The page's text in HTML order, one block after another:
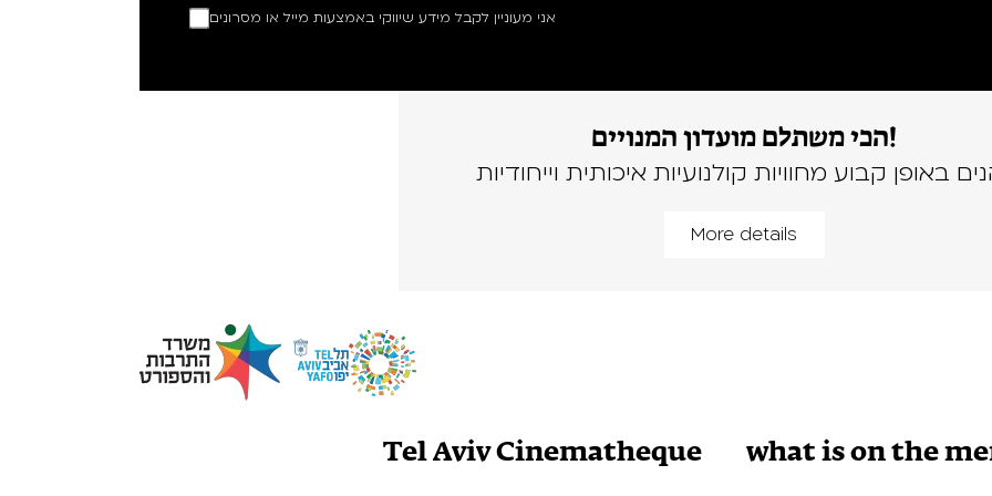
אני מעוניין לקבל מידע שיווקי באמצעות מייל או מסרונים
הכי משתלם מועדון המנויים!
באופן קבוע מחוויות קולנועיות איכותית וייחודיות
More details
Tel Aviv Cinematheque what is on the